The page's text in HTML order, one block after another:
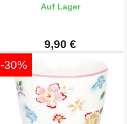
Auf Lager
9,90 €
-30%